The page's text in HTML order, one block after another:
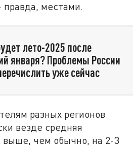
местами.
лето-2025 после
января? Проблемы России
уже сейчас
разных регионов
везде средняя
выше, чем обычно, на 2-3